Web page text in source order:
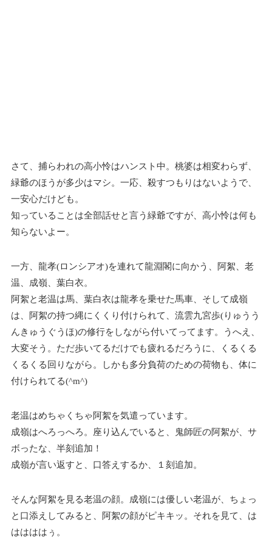
さて、捕らわれの高小怜はハンスト中。桃婆は相変わらず、
緑爺のほうが多少はマシ。一応、殺すつもりはないようで、
一安心だけども。
知っていることは全部話せと言う緑爺ですが、高小怜は何も
知らないよー。
一方、龍孝(ロンシアオ)を連れて龍淵閣に向かう、阿絮、老
温、成嶺、葉白衣。
阿絮と老温は馬、葉白衣は龍孝を乗せた馬車、そして成嶺
は、阿絮の持つ縄にくくり付けられて、流雲九宮歩(りゅうう
んきゅうぐうほ)の修行をしながら付いてってます。うへえ、
大変そう。ただ歩いてるだけでも疲れるだろうに、くるくる
くるくる回りながら。しかも多分負荷のための荷物も、体に
付けられてる(^m^)
老温はめちゃくちゃ阿絮を気遣っています。
成嶺はへろっへろ。座り込んでいると、鬼師匠の阿絮が、サ
ボったな、半刻追加！
成嶺が言い返すと、口答えするか、１刻追加。
そんな阿絮を見る老温の顔。成嶺には優しい老温が、ちょっ
と口添えしてみると、阿絮の顔がピキキッ。それを見て、は
ははははぅ。